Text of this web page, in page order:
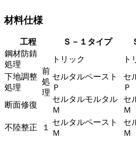
材料仕様
工程 Ｓ－１タイプ
鋼材防錆
処理
前
処
理
トリック ト
下地調整
処理
セルタルペースト
Ｐ
セ
Ｐ
断面修復
セルタルモルタル
Ｍ
セ
Ｍ
不陸整正 １
セルタルペースト
Ｍ
セ
Ｍ